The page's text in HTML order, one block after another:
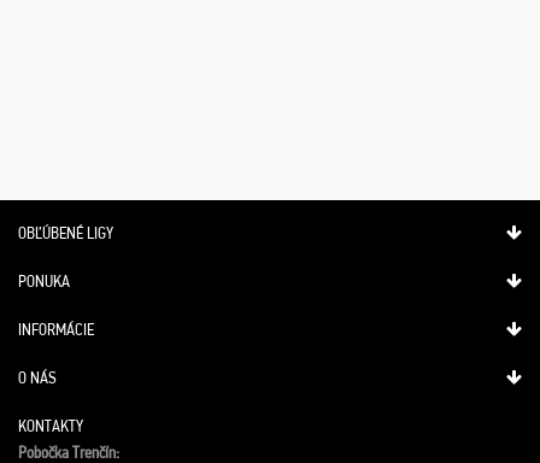
OBĽÚBENÉ LIGY
PONUKA
INFORMÁCIE
O NÁS
KONTAKTY
Pobočka Trenčín: